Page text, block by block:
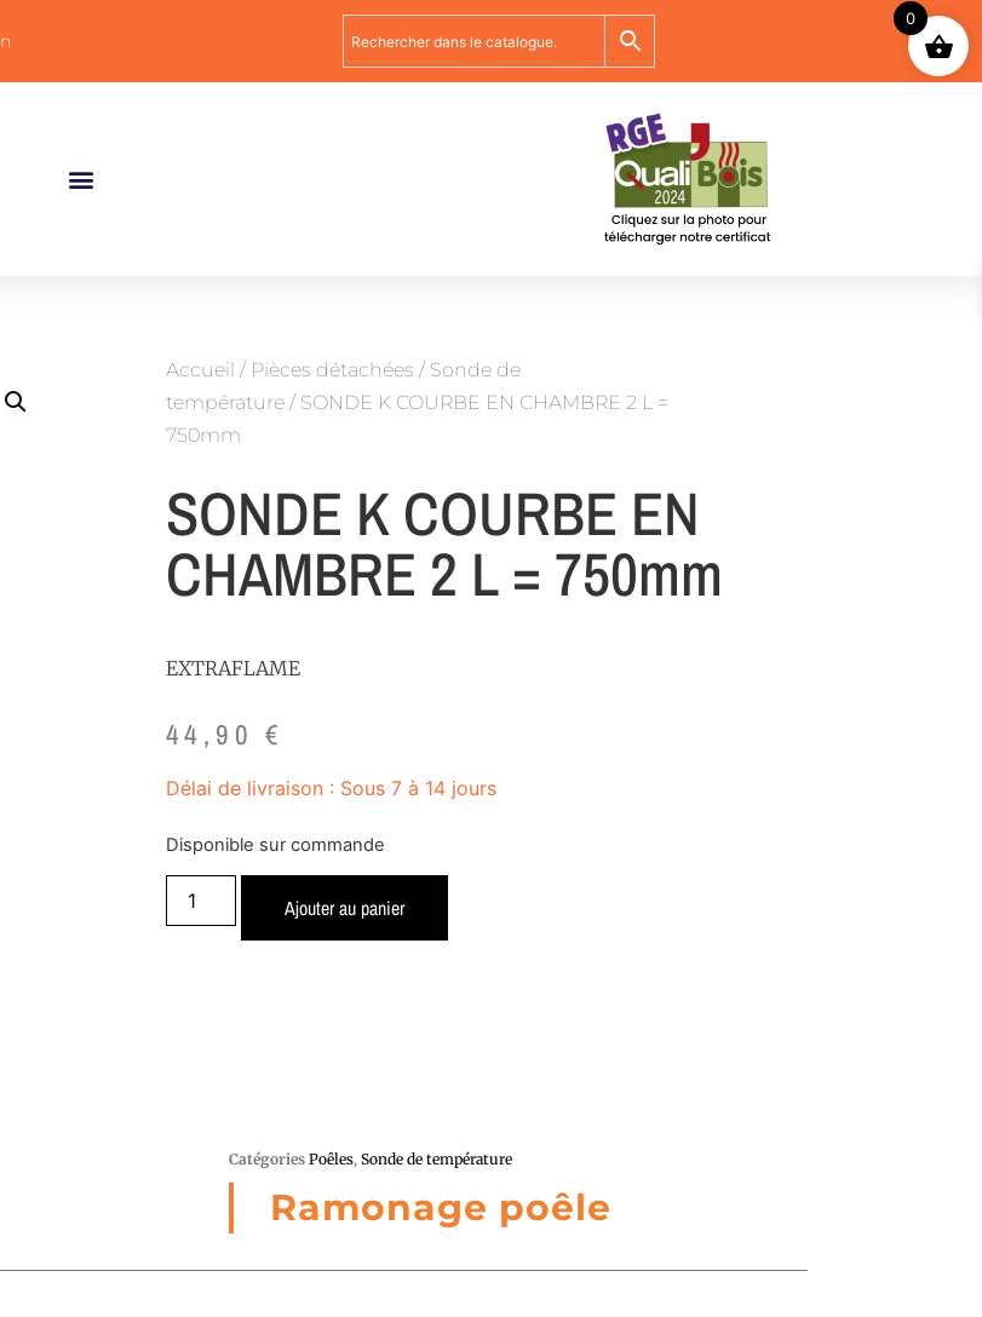
Accueil / Pièces détachées / Sonde de
température / SONDE K COURBE EN CHAMBRE 2 L =
750mm
SONDE K COURBE EN
CHAMBRE 2 L = 750mm
EXTRAFLAME
44,90€
Délai de livraison : Sous 7 à 14 jours
Disponible sur commande
Ajouter au panier
Catégories Poêles, Sonde de température
Ramonage poêle
0